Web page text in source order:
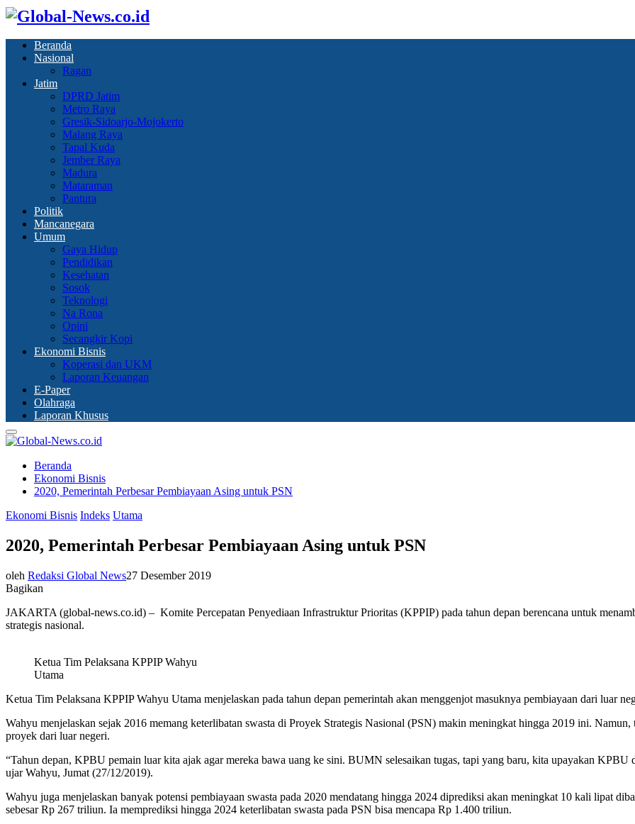
Beranda
Nasional
Ragan
Jatim
DPRD Jatim
Metro Raya
Gresik-Sidoarjo-Mojokerto
Malang Raya
Tapal Kuda
Jember Raya
Madura
Mataraman
Pantura
Politik
Mancanegara
Umum
Gaya Hidup
Pendidikan
Kesehatan
Sosok
Teknologi
Na Rona
Opini
Secangkir Kopi
Ekonomi Bisnis
Koperasi dan UKM
Laporan Keuangan
E-Paper
Olahraga
Laporan Khusus
Primary
Menu
Beranda
Ekonomi Bisnis
2020, Pemerintah Perbesar Pembiayaan Asing untuk PSN
Ekonomi Bisnis Indeks Utama
2020, Pemerintah Perbesar Pembiayaan Asing untuk PSN
oleh Redaksi Global News27 Desember 2019
Bagikan
JAKARTA (global-news.co.id) – Komite Percepatan Penyediaan Infrastruktur Prioritas (KPPIP) pada tahun depan berencana untuk
strategis nasional.
Ketua Tim Pelaksana KPPIP Wahyu
Utama
Ketua Tim Pelaksana KPPIP Wahyu Utama menjelaskan pada tahun depan pemerintah akan menggenjot masuknya pembiayaan dari luar
Wahyu menjelaskan sejak 2016 memang keterlibatan swasta di Proyek Strategis Nasional (PSN) makin meningkat hingga 2019 ini.
proyek dari luar negeri.
“Tahun depan, KPBU pemain luar kita ajak agar mereka bawa uang ke sini. BUMN selesaikan tugas, tapi yang baru, kita upayakan KPBU
ujar Wahyu, Jumat (27/12/2019).
Wahyu juga menjelaskan banyak potensi pembiayaan swasta pada 2020 mendatang hingga 2024 diprediksi akan meningkat 10 kali lipat
sebesar Rp 267 triliun. Ia memprediksi hingga 2024 keterlibatan swasta pada PSN bisa mencapa Rp 1.400 triliun.